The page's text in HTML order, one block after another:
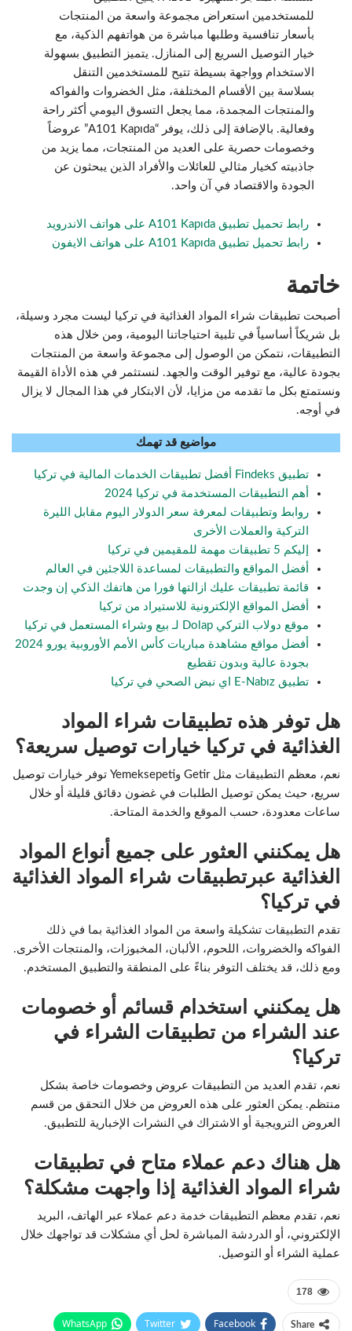
للمستخدمين استعراض مجموعة واسعة من المنتجات
بأسعار تنافسية وطلبها مباشرة من هواتفهم الذكية، مع
خيار التوصيل السريع إلى المنازل. يتميز التطبيق بسهولة
الاستخدام وواجهة بسيطة تتيح للمستخدمين التنقل
بسلاسة بين الأقسام المختلفة، مثل الخضروات والفواكه
والمنتجات المجمدة، مما يجعل التسوق اليومي أكثر راحة
وفعالية. بالإضافة إلى ذلك، يوفر “A101 Kapıda” عروضاً
وخصومات حصرية على العديد من المنتجات، مما يزيد من
جاذبيته كخيار مثالي للعائلات والأفراد الذين يبحثون عن
الجودة والاقتصاد في آن واحد.
رابط تحميل تطبيق A101 Kapıda على هواتف الاندرويد
رابط تحميل تطبيق A101 Kapıda على هواتف الايفون
خاتمة
أصبحت تطبيقات شراء المواد الغذائية في تركيا ليست مجرد وسيلة،
بل شريكاً أساسياً في تلبية احتياجاتنا اليومية، ومن خلال هذه
التطبيقات، نتمكن من الوصول إلى مجموعة واسعة من المنتجات
بجودة عالية، مع توفير الوقت والجهد. لنستثمر في هذه الأداة القيمة
ونستمتع بكل ما تقدمه من مزايا، لأن الابتكار في هذا المجال لا يزال
في أوجه.
مواضيع قد تهمك
تطبيق Findeks أفضل تطبيقات الخدمات المالية في تركيا
أهم التطبيقات المستخدمة في تركيا 2024
روابط وتطبيقات لمعرفة سعر الدولار اليوم مقابل الليرة
التركية والعملات الأخرى
إليكم 5 تطبيقات مهمة للمقيمين في تركيا
أفضل المواقع والتطبيقات لمساعدة اللاجئين في العالم
قائمة تطبيقات عليك ازالتها فورا من هاتفك الذكي إن وجدت
أفضل المواقع الإلكترونية للاستيراد من تركيا
موقع دولاب التركي Dolap لـ بيع وشراء المستعمل في تركيا
أفضل مواقع مشاهدة مباريات كأس الأمم الأوروبية يورو 2024
بجودة عالية وبدون تقطيع
تطبيق E-Nabız اي نبض الصحي في تركيا
هل توفر هذه تطبيقات شراء المواد
الغذائية في تركيا خيارات توصيل سريعة؟
نعم، معظم التطبيقات مثل Getir وYemeksepeti توفر خيارات توصيل
سريع، حيث يمكن توصيل الطلبات في غضون دقائق قليلة أو خلال
ساعات معدودة، حسب الموقع والخدمة المتاحة.
هل يمكنني العثور على جميع أنواع المواد
الغذائية عبرتطبيقات شراء المواد الغذائية
في تركيا؟
تقدم التطبيقات تشكيلة واسعة من المواد الغذائية بما في ذلك
الفواكه والخضروات، اللحوم، الألبان، المخبوزات، والمنتجات الأخرى.
ومع ذلك، قد يختلف التوفر بناءً على المنطقة والتطبيق المستخدم.
هل يمكنني استخدام قسائم أو خصومات
عند الشراء من تطبيقات الشراء في
تركيا؟
نعم، تقدم العديد من التطبيقات عروض وخصومات خاصة بشكل
منتظم. يمكن العثور على هذه العروض من خلال التحقق من قسم
العروض الترويجية أو الاشتراك في النشرات الإخبارية للتطبيق.
هل هناك دعم عملاء متاح في تطبيقات
شراء المواد الغذائية إذا واجهت مشكلة؟
نعم، تقدم معظم التطبيقات خدمة دعم عملاء عبر الهاتف، البريد
الإلكتروني، أو الدردشة المباشرة لحل أي مشكلات قد تواجهك خلال
عملية الشراء أو التوصيل.
178
Share
Facebook
Twitter
WhatsApp